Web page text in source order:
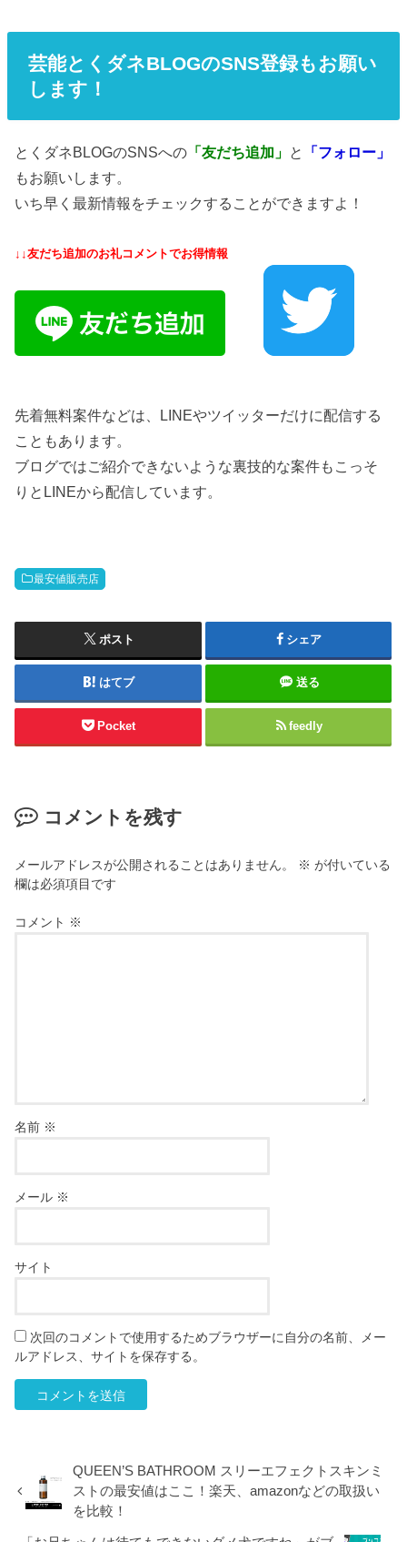
芸能とくダネBLOGのSNS登録もお願い
します！
とくダネBLOGのSNSへの 「友だち追加」 と
「フォロー」
もお願いします。
いち早く最新情報をチェックすることができますよ！
↓↓友だち追加のお礼コメントでお得情報
先着無料案件などは、LINEやツイッターだけに配信する
こともあります。
ブログではご紹介できないような裏技的な案件もこっそ
りとLINEから配信しています。
最安値販売店
ポスト シェア
はてブ 送る
Pocket feedly
コメントを残す
メールアドレスが公開されることはありません。 ※ が付いている
欄は必須項目です
コメント ※
名前 ※
メール ※
サイト
次回のコメントで使用するためブラウザーに自分の名前、メー
ルアドレス、サイトを保存する。
QUEEN’S BATHROOM スリーエフェクトスキンミ
ストの最安値はここ！楽天、amazonなどの取扱い
を比較！